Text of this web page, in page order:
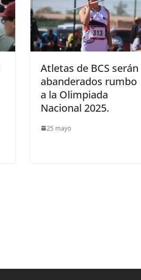
Atletas de BCS serán
abanderados rumbo
a la Olimpiada
Nacional 2025.
25 mayo